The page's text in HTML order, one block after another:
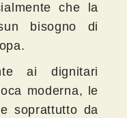
che la
bisogno di
ai dignitari
moderna, le
soprattutto da